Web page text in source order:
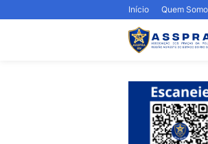
Início Quem